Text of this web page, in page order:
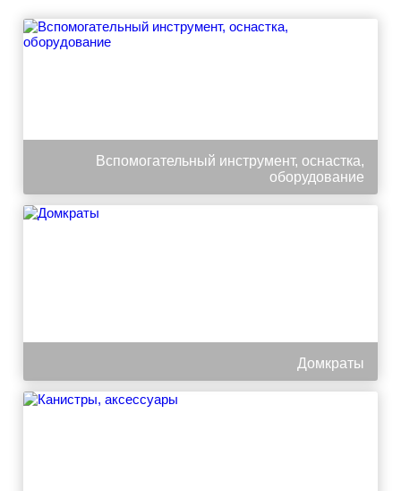
Вспомогательный инструмент, оснастка,
оборудование
Домкраты